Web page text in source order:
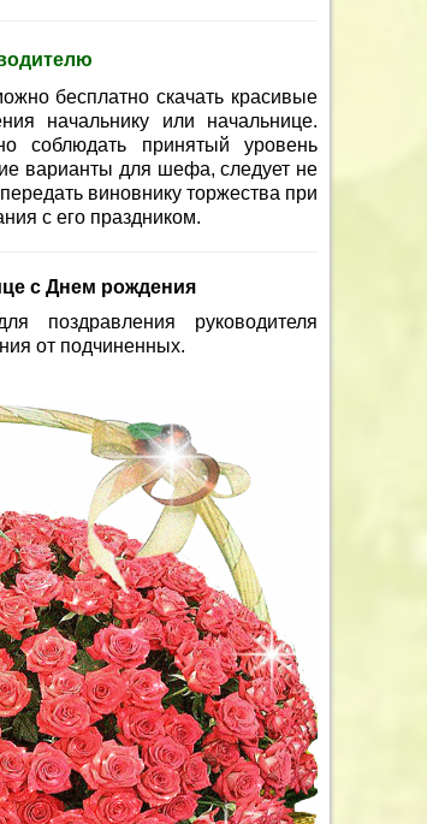
бесплатно скачать красивые
начальнику или начальнице.
соблюдать принятый уровень
варианты для шефа, следует не
виновнику торжества при
с его праздником.
с Днем рождения
поздравления руководителя
от подчиненных.